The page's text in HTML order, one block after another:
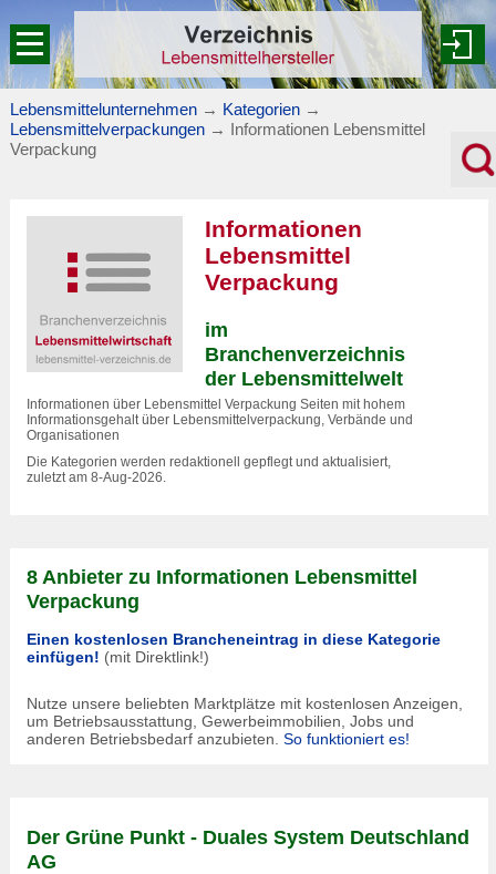
Lebensmittelunternehmen → Kategorien →
Lebensmittelverpackungen → Informationen Lebensmittel
Verpackung
Informationen
Lebensmittel
Verpackung
im
Branchenverzeichnis
der Lebensmittelwelt
Informationen über Lebensmittel Verpackung Seiten mit hohem
Informationsgehalt über Lebensmittelverpackung, Verbände und
Organisationen
Die Kategorien werden redaktionell gepflegt und aktualisiert,
zuletzt am 8-Aug-2026.
8 Anbieter zu Informationen Lebensmittel
Verpackung
Einen kostenlosen Brancheneintrag in diese Kategorie
einfügen! (mit Direktlink!)
Nutze unsere beliebten Marktplätze mit kostenlosen Anzeigen,
um Betriebsausstattung, Gewerbeimmobilien, Jobs und
anderen Betriebsbedarf anzubieten. So funktioniert es!
Der Grüne Punkt - Duales System Deutschland
AG